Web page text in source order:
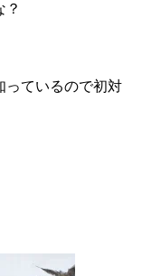
？
っているので初対